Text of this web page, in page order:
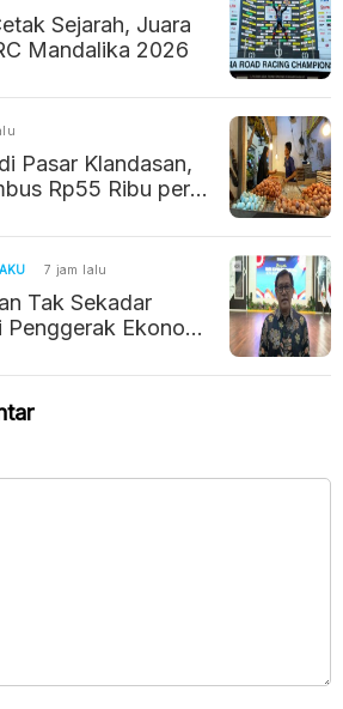
Sejarah, Juara
Mandalika 2026
Pasar Klandasan,
Rp55 Ribu per
7 jam lalu
Tak Sekadar
Ekonomi